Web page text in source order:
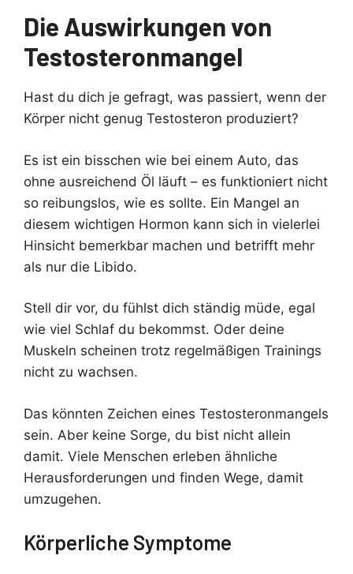
Die Auswirkungen von
Testosteronmangel
Hast du dich je gefragt, was passiert, wenn der
Körper nicht genug Testosteron produziert?
Es ist ein bisschen wie bei einem Auto, das
ohne ausreichend Öl läuft – es funktioniert nicht
so reibungslos, wie es sollte. Ein Mangel an
diesem wichtigen Hormon kann sich in vielerlei
Hinsicht bemerkbar machen und betrifft mehr
als nur die Libido.
Stell dir vor, du fühlst dich ständig müde, egal
wie viel Schlaf du bekommst. Oder deine
Muskeln scheinen trotz regelmäßigen Trainings
nicht zu wachsen.
Das könnten Zeichen eines Testosteronmangels
sein. Aber keine Sorge, du bist nicht allein
damit. Viele Menschen erleben ähnliche
Herausforderungen und finden Wege, damit
umzugehen.
Körperliche Symptome